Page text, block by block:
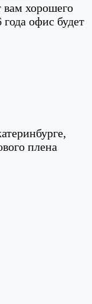
хорошего
офис будет
плена